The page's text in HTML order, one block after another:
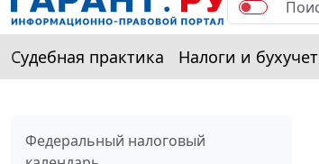
Судебная практика Налоги и бухучет
Федеральный налоговый